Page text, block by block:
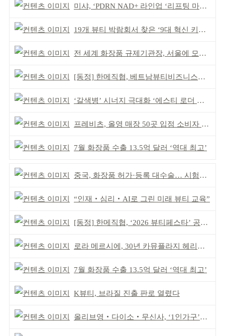
미샤, ‘PDRN NAD+ 라인업 ‘리프팅 마스크’ 출시
19개 뷰티 박람회서 찾은 ‘9대 혁신 키워드’
전 세계 화장품 규제기관장, 서울에 모인다
[동정] 한메직협, 베트남뷰티비즈니스협회와 MOU
‘갈색병’ 시너지 극대화 ‘에스티 로더 스킨부스터’ 출시
프레비츠, 올영 매장 50곳 입점 소비자 접점 강화
7월 화장품 수출 13.5억 달러 ‘역대 최고’
중국, 화장품 허가·등록 대수술… 시험자료 공용 허용
“인재‧심리‧AI로 그린 미래 뷰티 교육”
[동정] 한메직협, ‘2026 뷰티페스타’ 공동 주최
로라 메르시에, 30년 카뮤플라지 헤리티지 담아
7월 화장품 수출 13.5억 달러 ‘역대 최고’
K뷰티, 브라질 진출 판로 열렸다
올리브영‧다이소‧무신사, ‘1인가구’가 이끈다